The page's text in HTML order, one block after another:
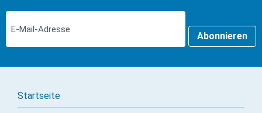
Abonnieren
Startseite